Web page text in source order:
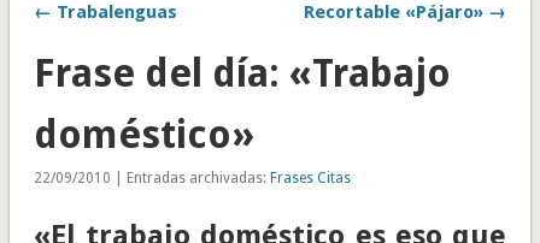
← Trabalenguas Recortable «Pájaro» →
Frase del día: «Trabajo
doméstico»
22/09/2010 | Entradas archivadas: Frases Citas
«El trabajo doméstico es eso que